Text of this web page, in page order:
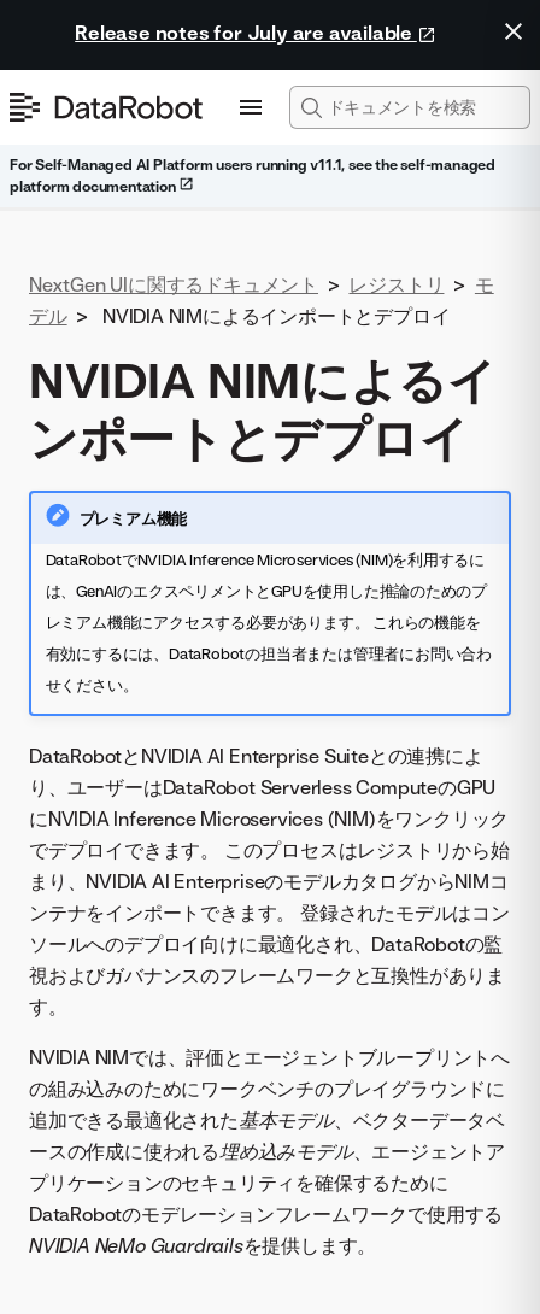
Release notes for July are available
For Self-Managed AI Platform users running v11.1, see the self-managed
platform documentation
NextGen UIに関するドキュメント > レジストリ > モ
デル > NVIDIA NIMによるインポートとデプロイ
NVIDIA NIMによるイ
ンポートとデプロイ
プレミアム機能
DataRobotでNVIDIA Inference Microservices (NIM)を利用するに
は、GenAIのエクスペリメントとGPUを使用した推論のためのプ
レミアム機能にアクセスする必要があります。 これらの機能を
有効にするには、DataRobotの担当者または管理者にお問い合わ
せください。
DataRobotとNVIDIA AI Enterprise Suiteとの連携によ
り、ユーザーはDataRobot Serverless ComputeのGPU
にNVIDIA Inference Microservices (NIM)をワンクリック
でデプロイできます。 このプロセスはレジストリから始
まり、NVIDIA AI EnterpriseのモデルカタログからNIMコ
ンテナをインポートできます。 登録されたモデルはコン
ソールへのデプロイ向けに最適化され、DataRobotの監
視およびガバナンスのフレームワークと互換性がありま
す。
NVIDIA NIMでは、評価とエージェントブループリントへ
の組み込みのためにワークベンチのプレイグラウンドに
追加できる最適化された基本モデル、ベクターデータベ
ースの作成に使われる埋め込みモデル、エージェントア
プリケーションのセキュリティを確保するために
DataRobotのモデレーションフレームワークで使用する
NVIDIA NeMo Guardrailsを提供します。